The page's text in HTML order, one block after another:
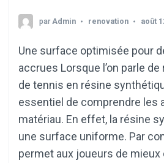
par Admin renovation août
Une surface optimisée pour
accrues Lorsque l’on parle
de tennis en résine
essentiel de comprendre les
matériau. En effet, la résine
une surface uniforme. Par
permet aux joueurs de